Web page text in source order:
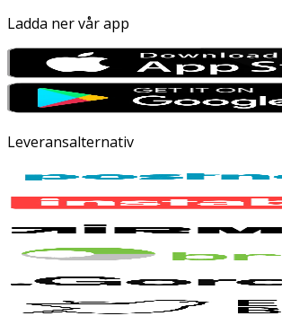
Ladda ner vår app
Leveransalternativ